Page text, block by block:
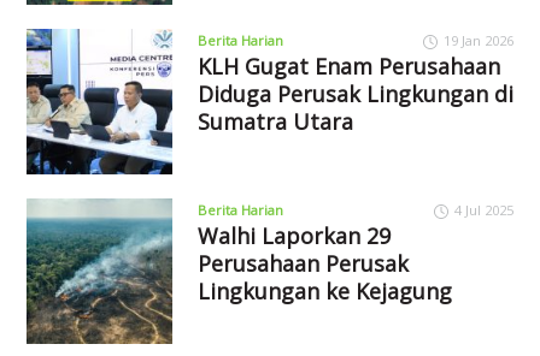
Berita Harian 19 Jan 2026
KLH Gugat Enam Perusahaan
Diduga Perusak Lingkungan di
Sumatra Utara
Berita Harian 4 Jul 2025
Walhi Laporkan 29
Perusahaan Perusak
Lingkungan ke Kejagung